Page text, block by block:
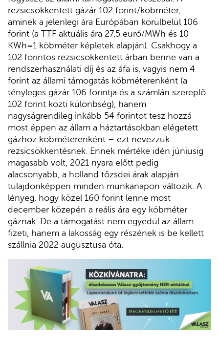
rezsicsökkentett gázár 102 forint/köbméter,
aminek a jelenlegi ára Európában körülbelül 106
forint (a TTF aktuális ára 27,5 euró/MWh és 10
KWh=1 köbméter képletek alapján). Csakhogy a
102 forintos rezsicsökkentett árban benne van a
rendszerhasználati díj és az áfa is, vagyis nem 4
forint az állami támogatás köbméterenként (a
tényleges gázár 106 forintja és a számlán szereplő
102 forint közti különbség), hanem
nagyságrendileg inkább 54 forintot tesz hozzá
most éppen az állam a háztartásokban elégetett
gázhoz köbméterenként – ezt nevezzük
rezsicsökkentésnek. Ennek mértéke idén júniusig
magasabb volt, 2021 nyara előtt pedig
alacsonyabb, a holland tőzsdei árak alapján
tulajdonképpen minden munkanapon változik. A
lényeg, hogy közel 160 forint lenne most
december közepén a reális ára egy köbméter
gáznak. De a támogatást nem egyedül az állam
fizeti, hanem a lakosság egy részének is be kellett
szállnia 2022 augusztusa óta.